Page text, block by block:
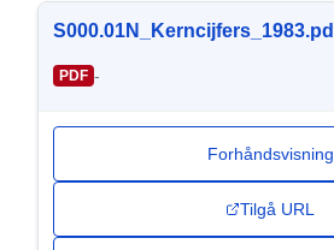
PDF -
Forhåndsvisning
Tilgå URL